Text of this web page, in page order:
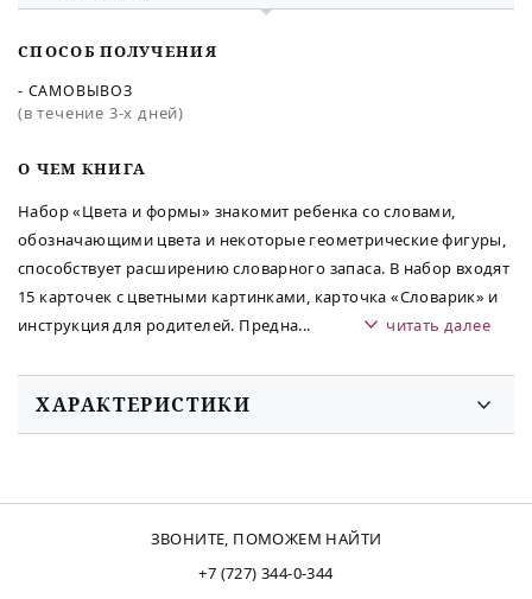
O ЧЕМ КНИГА
Набор «Цвета и формы» знакомит ребенка со словами,
обозначающими цвета и некоторые геометрические фигуры,
способствует расширению словарного запаса. В набор входят
15 карточек с цветными картинками, карточка «Словарик» и
инструкция для родителей. Предна... читать далее
СПОСОБ ПОЛУЧЕНИЯ
- САМОВЫВОЗ
(в течение 3-х дней)
ХАРАКТЕРИСТИКИ
ЗВОНИТЕ, ПОМОЖЕМ НАЙТИ
+7 (727) 344-0-344